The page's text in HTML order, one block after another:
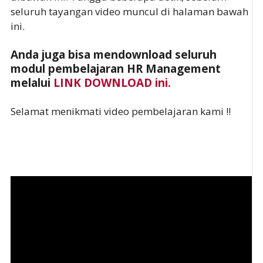
seluruh tayangan video muncul di halaman bawah
ini.
Anda juga bisa mendownload seluruh
modul pembelajaran HR Management
melalui LINK DOWNLOAD ini.
Selamat menikmati video pembelajaran kami !!